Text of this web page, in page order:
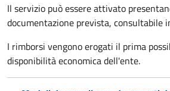
Il servizio può essere attivato
documentazione prevista, consultabile
I rimborsi vengono erogati il prima
disponibilità economica dell'ente.